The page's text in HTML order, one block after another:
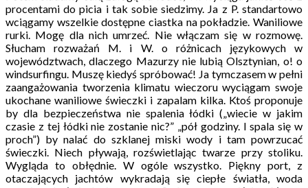
procentami do picia i tak sobie siedzimy. Ja z P. standartowo
wciągamy wszelkie dostępne ciastka na pokładzie. Waniliowe
rurki. Mogę dla nich umrzeć. Nie włączam się w rozmowę.
Słucham rozważań M. i W. o różnicach językowych w
województwach, dlaczego Mazurzy nie lubią Olsztynian, o! o
windsurfingu. Muszę kiedyś spróbować! Ja tymczasem w pełni
zaangażowania tworzenia klimatu wieczoru wyciągam swoje
ukochane waniliowe świeczki i zapalam kilka. Ktoś proponuje
by dla bezpieczeństwa nie spalenia łódki („wiecie w jakim
czasie z tej łódki nie zostanie nic?” „pół godziny. I spala się w
proch”) by nalać do szklanej miski wody i tam powrzucać
świeczki. Niech pływają, rozświetlając twarze przy stoliku.
Wygląda to obłędnie. W ogóle wszystko. Piękny port, z
otaczających jachtów wykradają się ciepłe światła, woda